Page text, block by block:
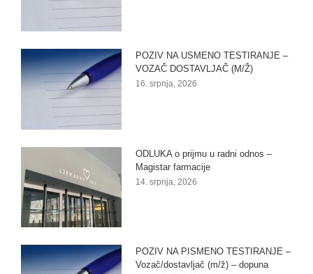
POZIV NA USMENO TESTIRANJE –
VOZAČ DOSTAVLJAČ (M/Ž)
16. srpnja, 2026
ODLUKA o prijmu u radni odnos –
Magistar farmacije
14. srpnja, 2026
POZIV NA PISMENO TESTIRANJE –
Vozač/dostavljač (m/ž) – dopuna